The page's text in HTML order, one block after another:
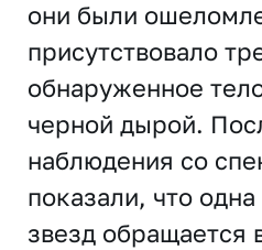
они были
присутствовало
обнаруженное
черной дырой.
наблюдения со
показали, что
звезд обращается